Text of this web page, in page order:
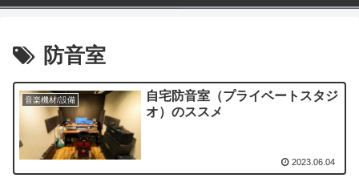
防音室
音楽機材/設備
自宅防音室（プライベートスタジ
オ）のススメ
2023.06.04